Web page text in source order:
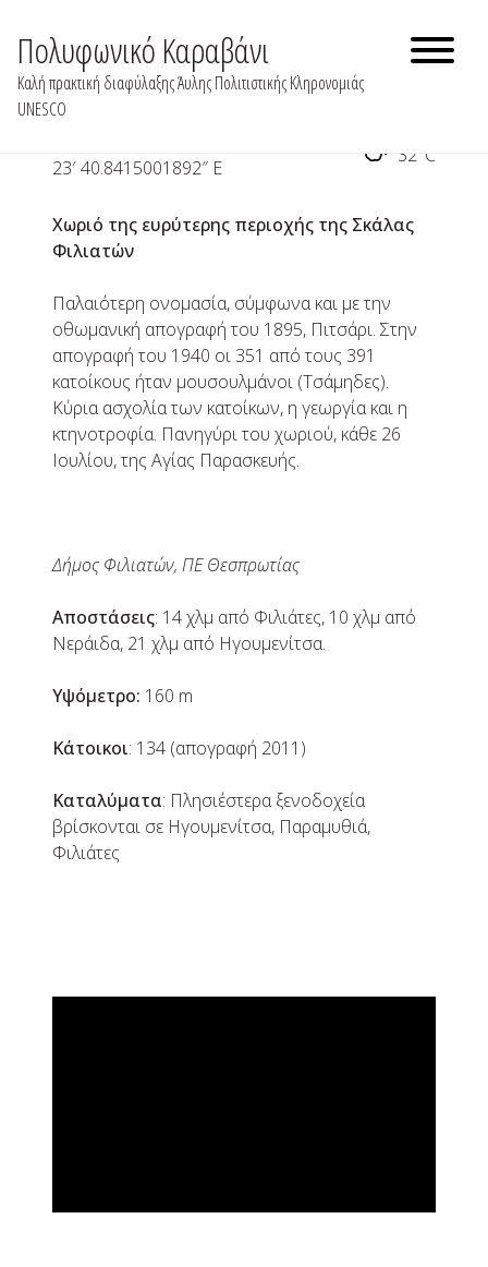
content
Πολυφωνικό Καραβάνι
Καλή πρακτική διαφύλαξης Άυλης Πολιτιστικής Κληρονομιάς
UNESCOΑετός
23′ 40.8415001892″ E
32°C
Χωριό της ευρύτερης περιοχής της Σκάλας
Φιλιατών
Παλαιότερη ονομασία, σύμφωνα και με την
οθωμανική απογραφή του 1895, Πιτσάρι. Στην
απογραφή του 1940 οι 351 από τους 391
κατοίκους ήταν μουσουλμάνοι (Τσάμηδες).
Κύρια ασχολία των κατοίκων, η γεωργία και η
κτηνοτροφία. Πανηγύρι του χωριού, κάθε 26
Ιουλίου, της Αγίας Παρασκευής.
Δήμος Φιλιατών, ΠΕ Θεσπρωτίας
Αποστάσεις: 14 χλμ από Φιλιάτες, 10 χλμ από
Νεράιδα, 21 χλμ από Hγουμενίτσα.
Yψόμετρο: 160 m
Kάτοικοι: 134 (απογραφή 2011)
Καταλύματα: Πλησιέστερα ξενοδοχεία
βρίσκονται σε Ηγουμενίτσα, Παραμυθιά,
Φιλιάτες